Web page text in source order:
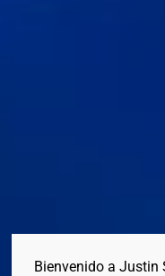
Bienvenido a Justin